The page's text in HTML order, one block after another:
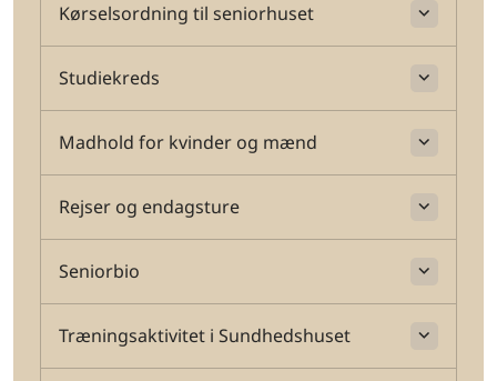
Kørselsordning til seniorhuset
Studiekreds
Madhold for kvinder og mænd
Rejser og endagsture
Seniorbio
Træningsaktivitet i Sundhedshuset